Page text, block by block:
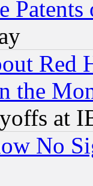
Patents
Red
the
at
No